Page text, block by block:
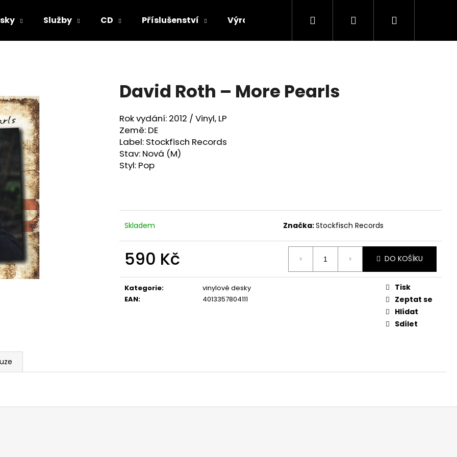
Služby CD Příslušenství Výroba vinylových desek Výkup
Hledat PřihlášeníNákupní
David Roth ‎– More Pearls
Rok vydání: 2012 / Vinyl, LP
Země: DE
Label: Stockfisch Records
Stav: Nová (M)
Styl: Pop
Skladem Značka:Stockfisch Records
590 Kč
cena:
DO KOŠÍKU
Kategorie:
vinylové desky
EAN: 4013357804111
Tisk
Zeptat se
Hlídat
Sdílet
HLEDAT
Doporučujeme